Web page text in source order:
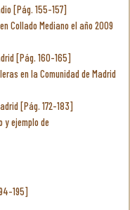
[Pág. 155-157]
Collado Mediano el año 2009
[Pág. 160-165]
en la Comunidad de Madrid
[Pág. 172-183]
y ejemplo de
195]